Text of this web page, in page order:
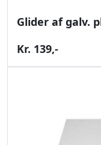
Glider af galv.
Kr. 139,-